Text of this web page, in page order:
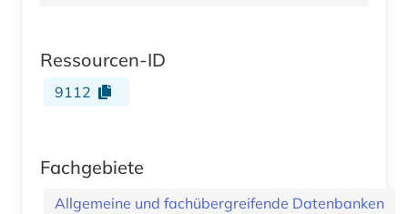
Ressourcen-ID
9112
Fachgebiete
Allgemeine und fachübergreifende Datenbanken